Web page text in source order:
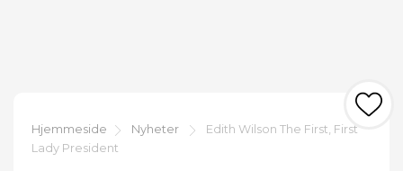
Hjemmeside Nyheter
Edith Wilson The First, First
Lady President